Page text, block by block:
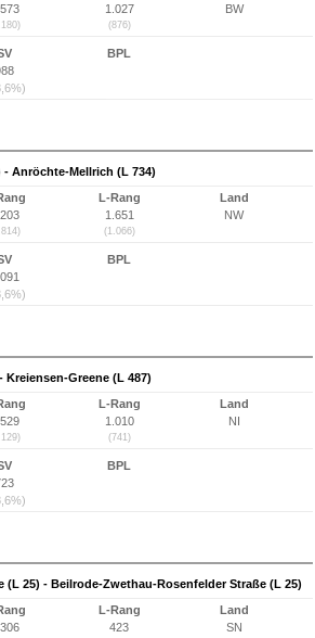
1.027
(876)
BW
BPL
Anröchte-Mellrich (L 734)
L-Rang
1.651
(1.066)
Land
NW
BPL
Greene (L 487)
L-Rang
1.010
(741)
Land
NI
BPL
25) - Beilrode-Zwethau-Rosenfelder Straße (L 25)
L-Rang
423
Land
SN